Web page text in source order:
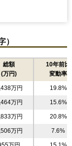
）
総額
(万円)
10年前比
変動率
万円 19.8%
万円 15.6%
万円 20.8%
万円 7.6%